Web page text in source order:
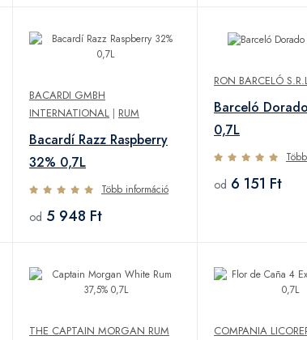
BACARDI GMBH
INTERNATIONAL | RUM
Bacardí Razz Raspberry
32% 0,7L
Több információ
od 5 948 Ft
RON BARCELÓ
Barceló
0,7L
od 6 151 Ft
THE CAPTAIN MORGAN RUM
COMPANIA